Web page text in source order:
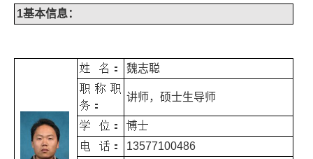
1基本信息：
姓 名：
魏志聪
职称职
务：
讲师，硕士生导师
学 位：
博士
电
话：
13577100486